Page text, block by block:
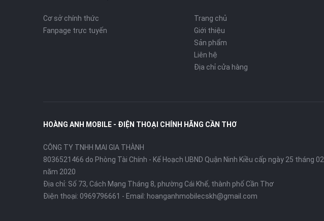
Cơ sở chính thức
Fanpage trực tuyến
Trang chủ
Giới thiệu
Sản phẩm
Liên hệ
Địa chỉ cửa hàng
HOÀNG ANH MOBILE - ĐIỆN THOẠI CHÍNH HÃNG CẦN THƠ
CÔNG TY TNHH MAI GIA THÀNH
8036521466 do Phòng Tài Chính - Kế Hoạch UBND Quận Ninh Kiều cấp ngày 25 tháng 02
năm 2020
Địa chỉ: Số 73, Cách Mạng Tháng 8, phường Cái Khế, thành phố Cần Thơ
Điện thoại: 0969796661 - Email: hoanganhmobilecskh@gmail.com